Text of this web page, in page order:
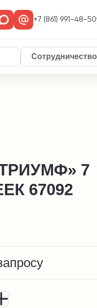
+7 (861) 991-48-50
Сотрудничество
7
67092